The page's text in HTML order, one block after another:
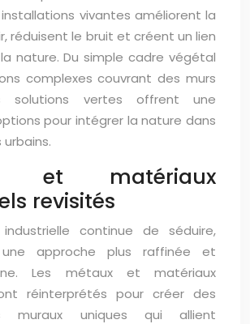
vivantes améliorent la
réduisent le bruit et créent un lien
nature. Du simple cadre végétal
complexes couvrant des murs
solutions vertes offrent une
pour intégrer la nature dans
et matériaux
revisités
industrielle continue de séduire,
approche plus raffinée et
Les métaux et matériaux
réinterprétés pour créer des
muraux uniques qui allient